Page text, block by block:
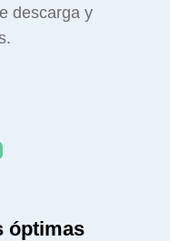
descarga y
óptimas